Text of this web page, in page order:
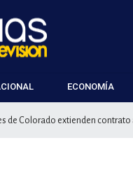
ECONOMÍA
de Colorado extienden contrato